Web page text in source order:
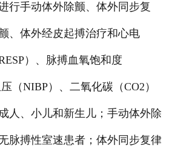
行手动体外除颤、体外同步复
、体外经皮起搏治疗和心电
）、脉搏血氧饱和度
（NIBP）、二氧化碳（CO2）
人、小儿和新生儿；手动体外除
脉搏性室速患者；体外同步复律